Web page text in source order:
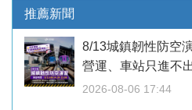
推薦新聞
8/13城鎮韌性防空
營運、車站只進不
2026-08-06 17:44